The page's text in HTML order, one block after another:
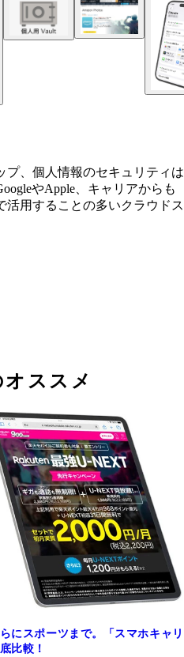
アプリやブラウザでログイン
ており、各種サービスの安全
は必ず設定しましょう
ュリティレベルの高い「個人用
、顔認証、SMSコードなどで
明書なども安全に保管できる
会員（月額600円）なら無料で
ラインストレージ「Amazon
制限で保存できる神サービス
プ、個人情報のセキュリティは
やApple、キャリアからも
活用することの多いクラウドス
ススメ
にスポーツまで。「スマホキャリ
比較！